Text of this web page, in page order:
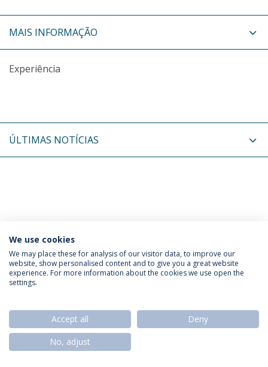
MAIS INFORMAÇÃO
Experiência
ÚLTIMAS NOTÍCIAS
Política de Privacidade
Termos & Condições
Direitos do Titular dos Dados
© 2026 Universidade Católica Portuguesa
We use cookies
We may place these for analysis of our visitor data, to improve our
website, show personalised content and to give you a great website
experience. For more information about the cookies we use open the
settings.
Accept all
Deny
No, adjust